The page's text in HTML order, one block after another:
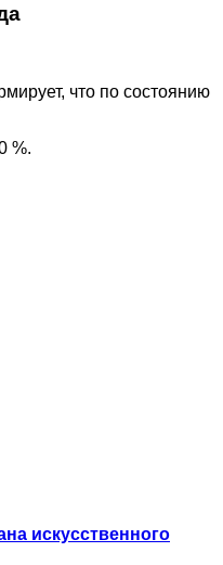
что по состоянию
%.
искусственного